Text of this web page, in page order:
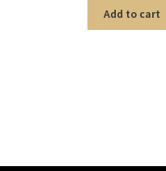
Add to cart